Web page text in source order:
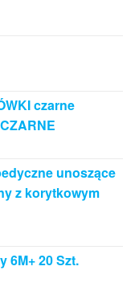
czarne
unoszące
z korytkowym
6M+ 20 Szt.